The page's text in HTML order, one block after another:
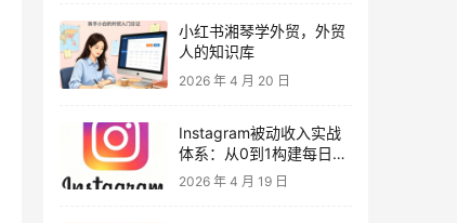
小红书湘琴学外贸，外贸
人的知识库
2026 年 4 月 20 日
Instagram被动收入实战
体系：从0到1构建每日盈
利的自动销售漏斗
2026 年 4 月 19 日